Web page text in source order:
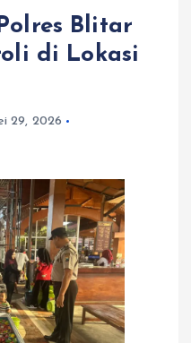
Blitar
di Lokasi
29, 2026